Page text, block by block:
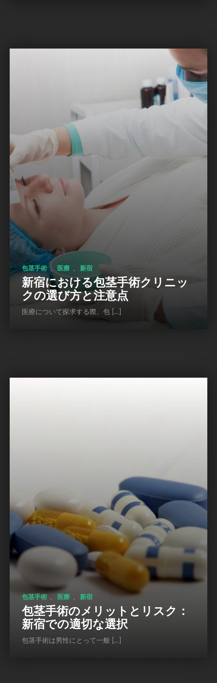
包茎手術 、 医療 新宿
新宿における包茎手術クリニッ
クの選び方と注意点
医療について探求する際、包 […]
包茎手術 医療 新宿
包茎手術のメリットとリスク：
新宿での適切な選択
包茎手術は男性にとって一般 […]